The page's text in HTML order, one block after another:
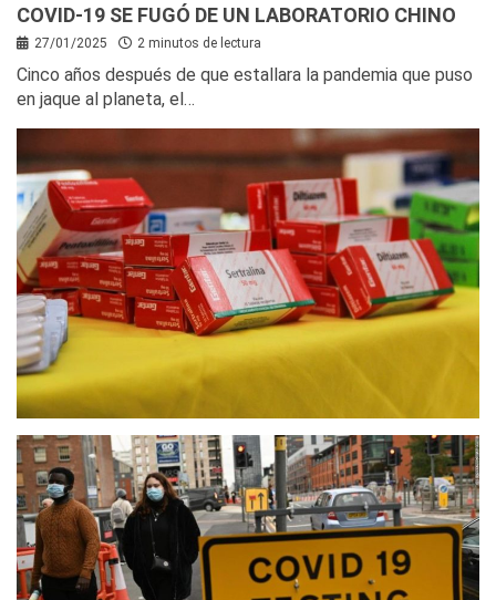
COVID-19 SE FUGÓ DE UN LABORATORIO CHINO
27/01/2025 2 minutos de lectura
Cinco años después de que estallara la pandemia que puso
en jaque al planeta, el…